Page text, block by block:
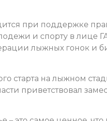
при поддержке
и спорту в лице
лыжных гонок и
старта на лыжном
приветствовал